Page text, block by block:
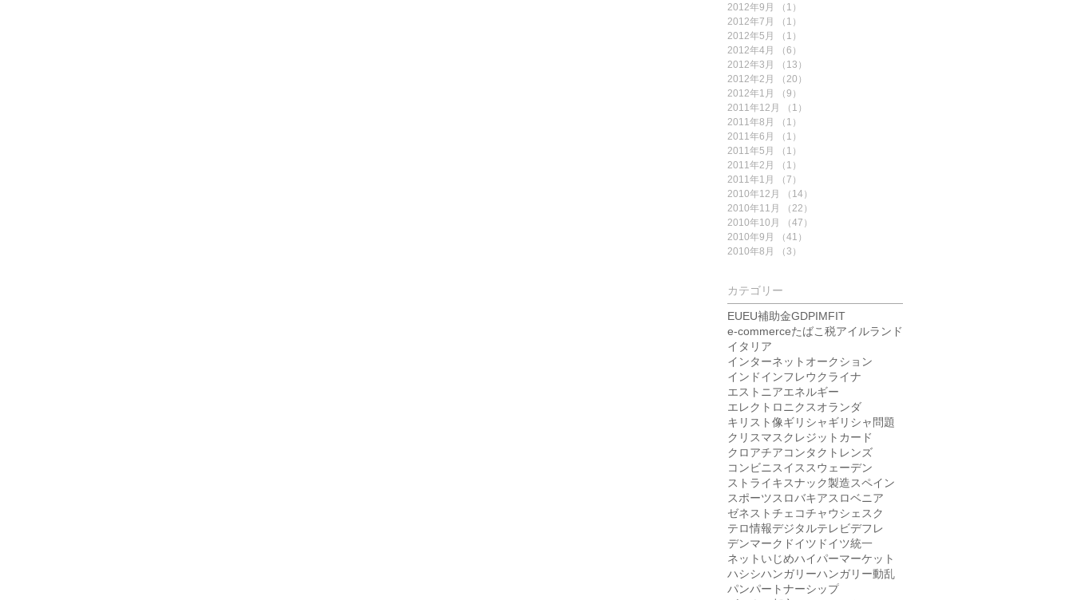
2012年9月
（1）
2012年7月
（1）
2012年5月
（1）
2012年4月
（6）
2012年3月
（13）
2012年2月
（20）
2012年1月
（9）
2011年12月
（1）
2011年8月
（1）
2011年6月
（1）
2011年5月
（1）
2011年2月
（1）
2011年1月
（7）
2010年12月
（14）
2010年11月
（22）
2010年10月
（47）
2010年9月
（41）
2010年8月
（3）
カテゴリー
EUEU補助金GDPIMFIT
e-commerceたばこ税アイルランド
イタリア
インターネットオークション
インドインフレウクライナ
エストニアエネルギー
エレクトロニクスオランダ
キリスト像ギリシャギリシャ問題
クリスマスクレジットカード
クロアチアコンタクトレンズ
コンビニ スイス スウェーデン
ストライキ スナック製造スペイン
スポーツスロバキアスロベニア
ゼネストチェコチャウシェスク
テロ情報デジタルテレビデフレ
デンマーク ドイツ ドイツ統一
ネットいじめハイパーマーケット
ハシシハンガリーハンガリー動乱
パンパートナーシップ